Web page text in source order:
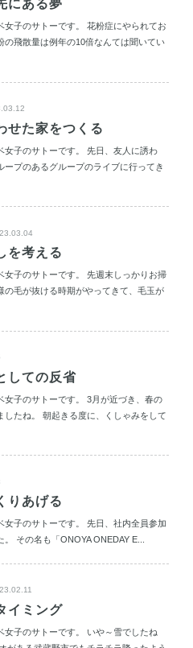
にある夢
女子のサトーです。 花粉症にやられてお
の飛散量は例年の10倍なんては聞いてい
せた家をつくる
女子のサトーです。 先日、友人に誘わ
ープのあるグループのライブに行ってき
を考える
女子のサトーです。 先週末しっかりお掃
の毛が抜ける時期がやってきて、毛玉が
しての反省
女子のサトーです。 3月が近づき、春の
したね。 朝起きる度に、くしゃみをして
りあげる
女子のサトーです。 先日、社内全員参加
その名も「ONOYA ONEDAY E...
イミング
女子のサトーです。 いや～雪でしたね